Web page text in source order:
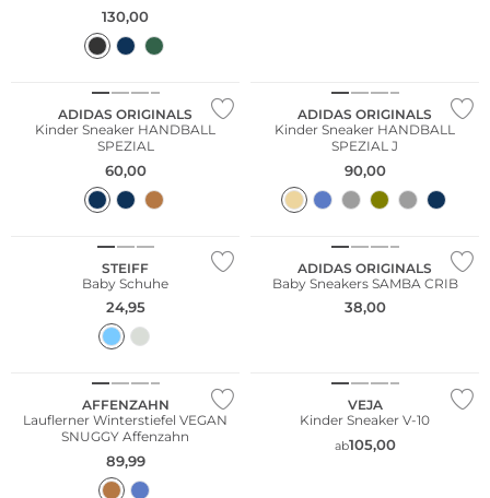
130,00
ADIDAS ORIGINALS
Kinder Sneaker HANDBALL
SPEZIAL
60,00
ADIDAS ORIGINALS
Kinder Sneaker HANDBALL
SPEZIAL J
90,00
STEIFF
Baby Schuhe
24,95
ADIDAS ORIGINALS
Baby Sneakers SAMBA CRIB
38,00
AFFENZAHN
Lauflerner Winterstiefel VEGAN
SNUGGY Affenzahn
89,99
VEJA
Kinder Sneaker V-10
ab105,00